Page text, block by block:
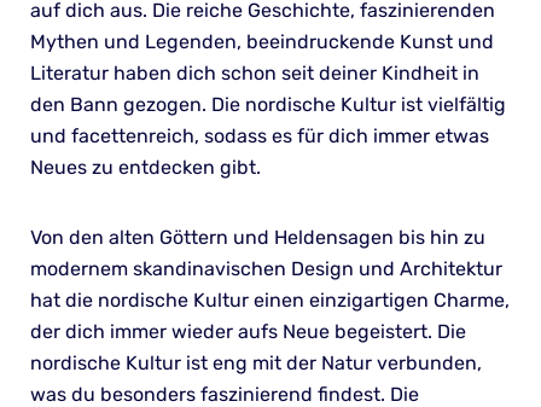
auf dich aus. Die reiche Geschichte, faszinierenden
Mythen und Legenden, beeindruckende Kunst und
Literatur haben dich schon seit deiner Kindheit in
den Bann gezogen. Die nordische Kultur ist vielfältig
und facettenreich, sodass es für dich immer etwas
Neues zu entdecken gibt.
Von den alten Göttern und Heldensagen bis hin zu
modernem skandinavischen Design und Architektur
hat die nordische Kultur einen einzigartigen Charme,
der dich immer wieder aufs Neue begeistert. Die
nordische Kultur ist eng mit der Natur verbunden,
was du besonders faszinierend findest. Die